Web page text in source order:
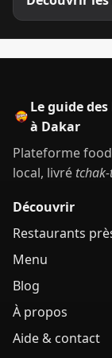
Le guide
à Dakar
Plateforme
local, livré
Découvrir
Restaurants
Menu
Blog
À propos
Aide & contact